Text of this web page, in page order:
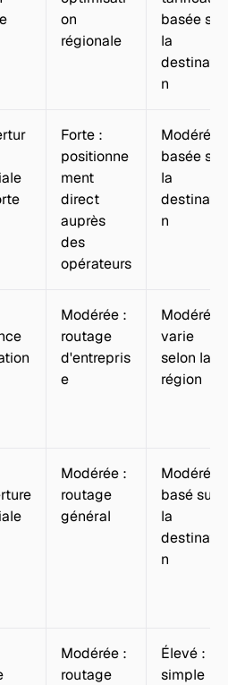
on
régionale
basée sur
la
destinatio
n
Forte :
positionne
ment
direct
auprès
des
opérateurs
Modérée :
basée sur
la
destinatio
n
Modérée :
routage
d'entrepris
e
Modérée :
varie
selon la
région
Modérée :
routage
général
Modérée :
basé sur
la
destinatio
n
Modérée :
routage
Élevé :
simple